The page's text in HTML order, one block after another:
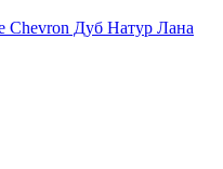
Chevron Дуб Натур Лана